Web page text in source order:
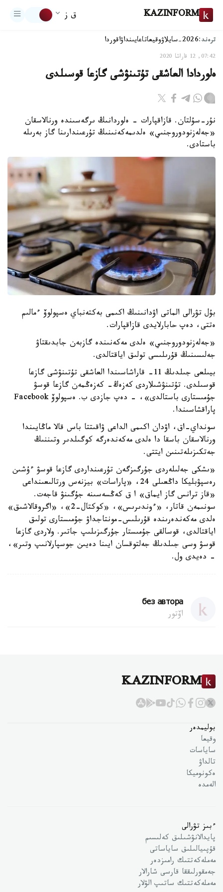
KAZINFORM ق ز
ترەند:2026-سايلاۋ وقيعاتاعايىنداۋاقوردا
07:42, 12 قاراشا 2020
ەلوردادا العاشقى تۇتىنۋشى گازعا قوسىلدى
نۇر-سۇلتان. قازاقپارات - ەلوردانىڭ ىرگەسىندە ورنالاسقان
«جەلەزنودوروجنىي» ەلدىمەكەنىنىڭ تۇرعىندارىنا گاز بەرىلە
باستادى.
بۇل تۋرالى الماتى اۋدانىنىڭ اكىمى بەكتەنباي ەسپولوۆ ءمالىم
ەتتى، دەپ حابارلايدى قازاقپارات.
«جەلەزنودوروجنىي» ەلدى مەكەنىندە گازبەن جابدىقتاۋ
جەلىسىنىڭ قۇرىلىسى تولىق اياقتالدى.
بيىلعى جىلدىڭ 11- قاراشاسىندا العاشقى تۇتىنۋشى گازعا
قوسىلدى. تۇتىنۋشىلاردى كەزەڭ- كەزەڭمەن گازعا قوسۋ
جۇمىستارى باستالدى»، - دەپ جازدى ب. ەسپولوۆ Facebook
پاراقشاسىندا.
سونداي-اق، اۋدان اكىمى الداعى ۋاقىتتا باس قالا ماڭايىندا
ورنالاسقان باسقا دا ەلدى مەكەندەرگە كوگىلدىر وتىننىڭ
جەتكىزىلەتىنىن ايتتى.
«ىشكى جەلىلەردى جۇرگىزگەن تۇرعىنداردى گازعا قوسۋ ءۇشىن
رەسپۋبليكا داڭعىلى 24، «پاراسات» بيزنەس ورتالىعىنداعى
«قاز ترانس گاز ايماق» ا ق كەڭسەسىنە جۇگىنۋ قاجەت.
سونىمەن قاتار، «ءوندىرىس»، «كوكتال-2»، «اگروقالاشىق»
ەلدى مەكەندەرىندە قۇرىلىس-مونتاجداۋ جۇمىستارى تولىق
اياقتالدى، قوسالقى جۇمىستار جۇرگىزىلىپ جاتىر. ولاردى گازعا
قوسۋ وسى جىلدىڭ جەلتوقسان ايىنا دەيىن جوسپارلانىپ وتىر»،
- دەيدى ول.
без автора
اۆتور
KAZINFORM
بوليمدەر
وقيعا
ساياسات
تالداۋ
ەكونوميكا
الەمدە
ءبىز تۋرالى
پايدالانۋشىلىق كەلىسىم
قۇپىيالىلىق ساياساتى
مەملەكەتتىك رامىزدەر
جەمقورلىققا قارسى شارالار
مەملەكەتتىك ساتىپ الۋلار